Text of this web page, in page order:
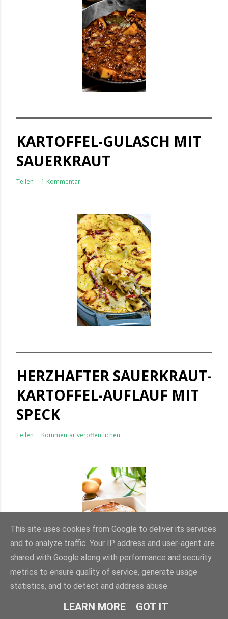
KARTOFFEL-GULASCH MIT
SAUERKRAUT
Teilen 1 Kommentar
HERZHAFTER SAUERKRAUT-
KARTOFFEL-AUFLAUF MIT
SPECK
Teilen Kommentar veröffentlichen
This site uses cookies from Google to deliver its services
and to analyze traffic. Your IP address and user-agent are
shared with Google along with performance and security
metrics to ensure quality of service, generate usage
statistics, and to detect and address abuse.
LEARN MORE GOT IT